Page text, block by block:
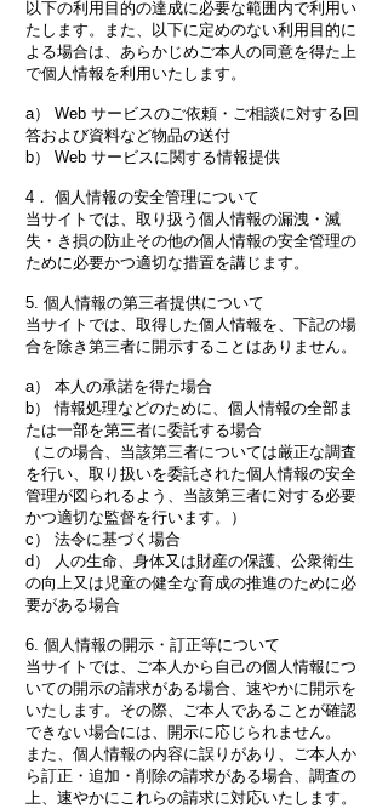
以下の利用目的の達成に必要な範囲内で利用い
たします。また、以下に定めのない利用目的に
よる場合は、あらかじめご本人の同意を得た上
で個人情報を利用いたします。
a） Web サービスのご依頼・ご相談に対する回
答および資料など物品の送付
b） Web サービスに関する情報提供
4． 個人情報の安全管理について
当サイトでは、取り扱う個人情報の漏洩・滅
失・き損の防止その他の個人情報の安全管理の
ために必要かつ適切な措置を講じます。
5. 個人情報の第三者提供について
当サイトでは、取得した個人情報を、下記の場
合を除き第三者に開示することはありません。
a） 本人の承諾を得た場合
b） 情報処理などのために、個人情報の全部ま
たは一部を第三者に委託する場合
（この場合、当該第三者については厳正な調査
を行い、取り扱いを委託された個人情報の安全
管理が図られるよう、当該第三者に対する必要
かつ適切な監督を行います。）
c） 法令に基づく場合
d） 人の生命、身体又は財産の保護、公衆衛生
の向上又は児童の健全な育成の推進のために必
要がある場合
6. 個人情報の開示・訂正等について
当サイトでは、ご本人から自己の個人情報につ
いての開示の請求がある場合、速やかに開示を
いたします。その際、ご本人であることが確認
できない場合には、開示に応じられません。
また、個人情報の内容に誤りがあり、ご本人か
ら訂正・追加・削除の請求がある場合、調査の
上、速やかにこれらの請求に対応いたします。